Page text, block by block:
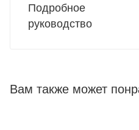
Подробное
руководство
Вам также может